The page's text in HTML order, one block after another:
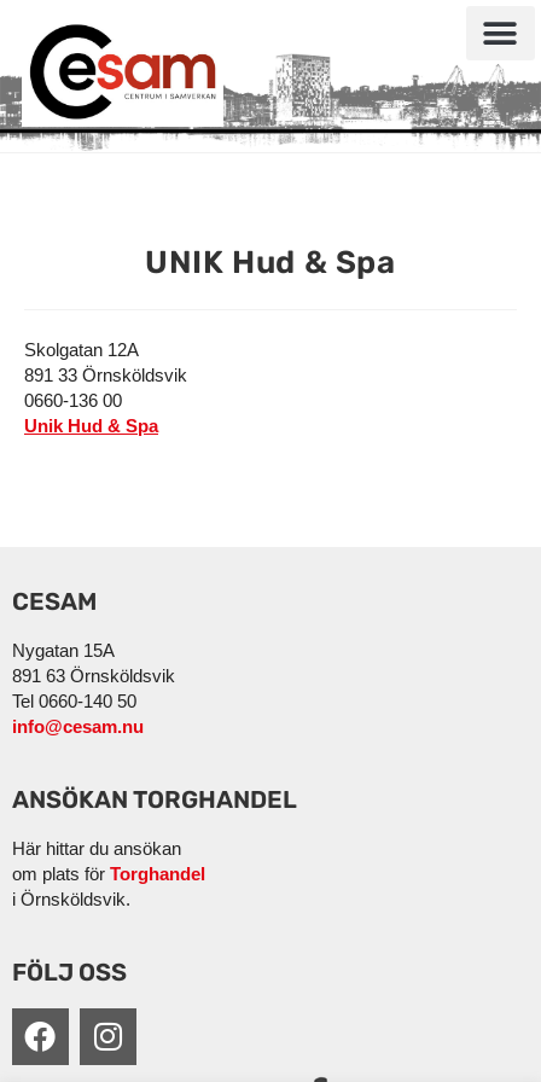
UNIK Hud & Spa
Skolgatan 12A
891 33 Örnsköldsvik
0660-136 00
Unik Hud & Spa
CESAM
Nygatan 15A
891 63 Örnsköldsvik
Tel 0660-140 50
info@cesam.nu
ANSÖKAN TORGHANDEL
Här hittar du ansökan
om plats för Torghandel
i Örnsköldsvik.
FÖLJ OSS